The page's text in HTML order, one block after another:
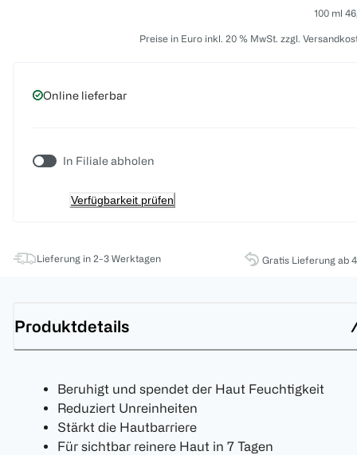
100 ml
Preise in Euro inkl. 20 % MwSt. zzgl.
Online lieferbar
In Filiale abholen
Verfügbarkeit prüfen
Lieferung in 2-3 Werktagen Gratis Lieferung ab
Produktdetails
Beruhigt und spendet der Haut Feuchtigkeit
Reduziert Unreinheiten
Stärkt die Hautbarriere
Für sichtbar reinere Haut in 7 Tagen